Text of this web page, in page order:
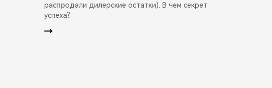
распродали дилерские остатки). В чем секрет
успеха?